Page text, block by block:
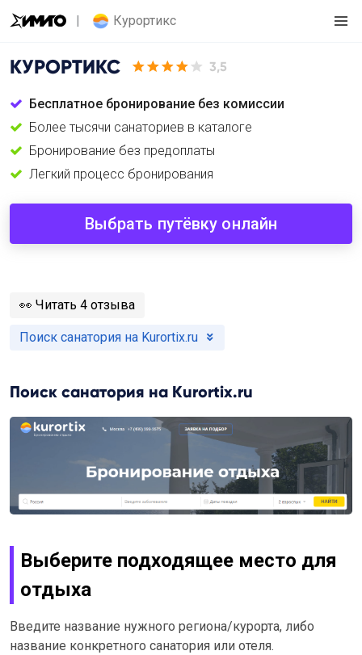
Курортикс
КУРОРТИКС 3,5
Бесплатное бронирование без комиссии
Более тысячи санаториев в каталоге
Бронирование без предоплаты
Легкий процесс бронирования
Выбрать путёвку онлайн
️👀 Читать 4 отзыва
Поиск санатория на Kurortix.ru
Поиск санатория на Kurortix.ru
Выберите подходящее место для
отдыха
Введите название нужного региона/курорта, либо
название конкретного санатория или отеля.